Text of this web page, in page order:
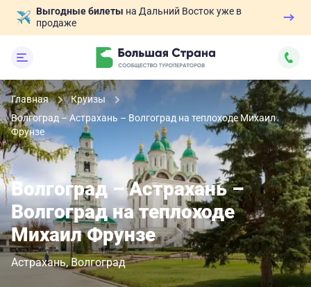
Выгодные билеты на Дальний Восток уже в
продаже
Главная
Круизы
Волгоград – Астрахань – Волгоград на теплоходе Михаил
Фрунзе
Волгоград – Астрахань –
Волгоград на теплоходе
Михаил Фрунзе
Астрахань Волгоград